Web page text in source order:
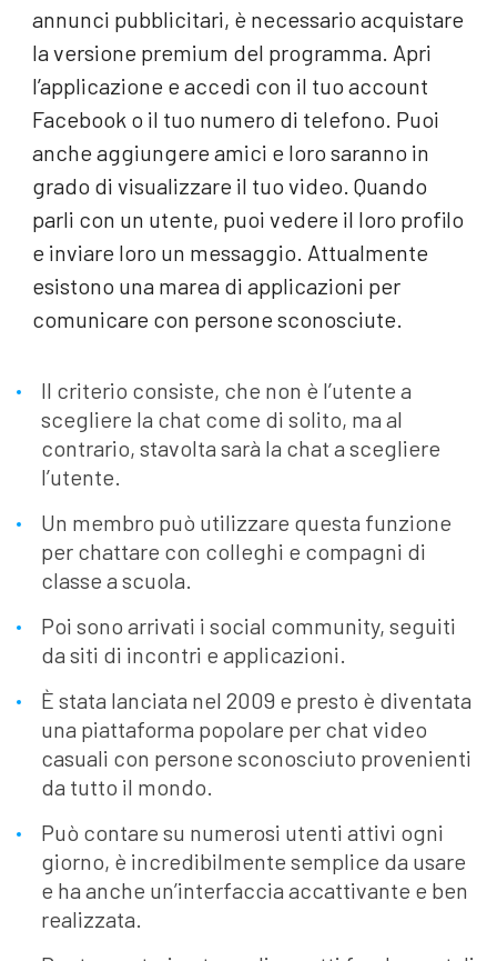
annunci pubblicitari, è necessario acquistare
la versione premium del programma. Apri
l’applicazione e accedi con il tuo account
Facebook o il tuo numero di telefono. Puoi
anche aggiungere amici e loro saranno in
grado di visualizzare il tuo video. Quando
parli con un utente, puoi vedere il loro profilo
e inviare loro un messaggio. Attualmente
esistono una marea di applicazioni per
comunicare con persone sconosciute.
Il criterio consiste, che non è l’utente a
scegliere la chat come di solito, ma al
contrario, stavolta sarà la chat a scegliere
l’utente.
Un membro può utilizzare questa funzione
per chattare con colleghi e compagni di
classe a scuola.
Poi sono arrivati ​​i social community, seguiti
da siti di incontri e applicazioni.
È stata lanciata nel 2009 e presto è diventata
una piattaforma popolare per chat video
casuali con persone sconosciuto provenienti
da tutto il mondo.
Può contare su numerosi utenti attivi ogni
giorno, è incredibilmente semplice da usare
e ha anche un’interfaccia accattivante e ben
realizzata.